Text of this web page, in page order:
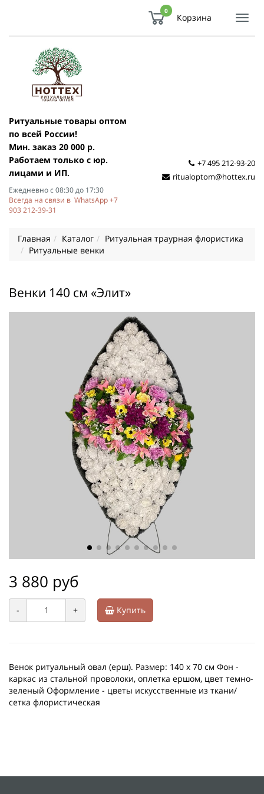
0
Корзина
Ритуальные товары оптом
по всей России!
Мин. заказ 20 000 р.
Работаем только с юр.
лицами и ИП.
Ежедневно с 08:30 до 17:30
Всегда на связи в WhatsApp +7
903 212-39-31
+7 495 212-93-20
ritualoptom@hottex.ru
Главная Каталог
Ритуальная траурная флористика
Ритуальные венки
Венки 140 см «Элит»
3 880 руб
- + Купить
Венок ритуальный овал (ерш). Размер: 140 х 70 см Фон -
каркас из стальной проволоки, оплетка ершом, цвет темно-
зеленый Оформление - цветы искусственные из ткани/
сетка флористическая